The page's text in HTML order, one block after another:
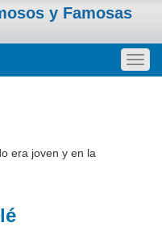
y Famosas
era joven y en la